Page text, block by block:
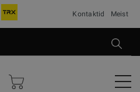
Kontaktid Meist